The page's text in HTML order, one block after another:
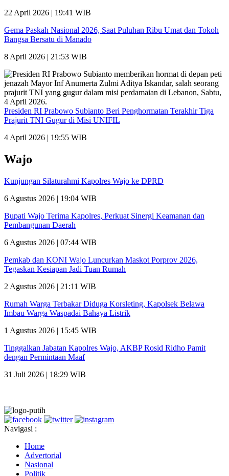
22 April 2026 | 19:41 WIB
Gema Paskah Nasional 2026, Saat Puluhan Ribu Umat dan Tokoh
Bangsa Bersatu di Manado
8 April 2026 | 21:53 WIB
Presiden RI Prabowo Subianto Beri Penghormatan Terakhir Tiga
Prajurit TNI Gugur di Misi UNIFIL
4 April 2026 | 19:55 WIB
Wajo
Kunjungan Silaturahmi Kapolres Wajo ke DPRD
6 Agustus 2026 | 19:04 WIB
Bupati Wajo Terima Kapolres, Perkuat Sinergi Keamanan dan
Pembangunan Daerah
6 Agustus 2026 | 07:44 WIB
Pemkab dan KONI Wajo Luncurkan Maskot Porprov 2026,
Tegaskan Kesiapan Jadi Tuan Rumah
2 Agustus 2026 | 21:11 WIB
Rumah Warga Terbakar Diduga Korsleting, Kapolsek Belawa
Imbau Warga Waspadai Bahaya Listrik
1 Agustus 2026 | 15:45 WIB
Tinggalkan Jabatan Kapolres Wajo, AKBP Rosid Ridho Pamit
dengan Permintaan Maaf
31 Juli 2026 | 18:29 WIB
Navigasi :
Home
Advertorial
Nasional
Politik